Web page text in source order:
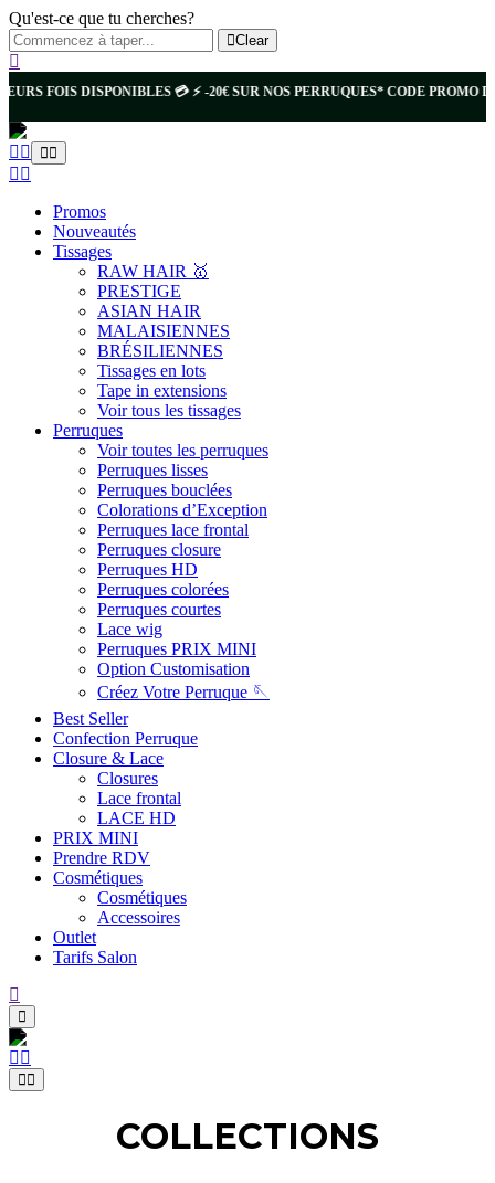
Qu'est-ce que tu cherches?
Clear
FOIS DISPONIBLES 💳 ⚡️ -20€ SUR NOS PERRUQUES* CODE PROMO
Promos
Nouveautés
Tissages
RAW HAIR 🥇
PRESTIGE
ASIAN HAIR
MALAISIENNES
BRÉSILIENNES
Tissages en lots
Tape in extensions
Voir tous les tissages
Perruques
Voir toutes les perruques
Perruques lisses
Perruques bouclées
Colorations d’Exception
Perruques lace frontal
Perruques closure
Perruques HD
Perruques colorées
Perruques courtes
Lace wig
Perruques PRIX MINI
Option Customisation
Créez Votre Perruque 🪡
Best Seller
Confection Perruque
Closure & Lace
Closures
Lace frontal
LACE HD
PRIX MINI
Prendre RDV
Cosmétiques
Cosmétiques
Accessoires
Outlet
Tarifs Salon
COLLECTIONS